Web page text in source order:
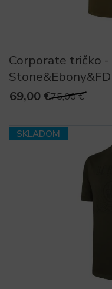
Corporate tričko -
69,00 €75,00 €
SKLADOM